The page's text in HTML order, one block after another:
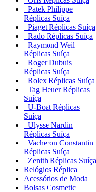
Patek Philippe
Réplicas Suíça
Piaget Réplicas Suíça
Rado Réplicas Suíça
Raymond Weil
Réplicas Suíça
Roger Dubuis
Réplicas Suíça
Rolex Réplicas Suíça
Tag Heuer Réplicas
Suíça
U-Boat Réplicas
Suíça
Ulysse Nardin
Réplicas Suíça
Vacheron Constantin
Réplicas Suíça
Zenith Réplicas Suíça
Relógios Réplica
Acessórios de Moda
Bolsas Cosmetic